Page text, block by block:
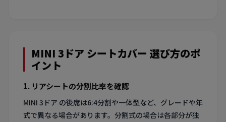
MINI 3ドア シートカバー 選び方のポ
イント
1. リアシートの分割比率を確認
MINI 3ドア の後席は6:4分割や一体型など、グレードや年
式で異なる場合があります。分割式の場合は各部分が独